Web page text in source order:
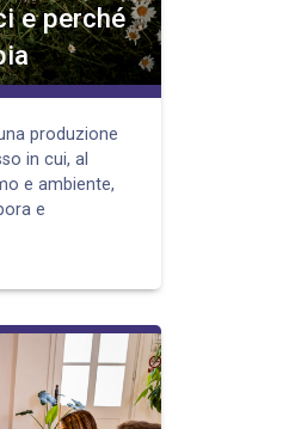
e perché
produzione
in cui, al
e ambiente,
e